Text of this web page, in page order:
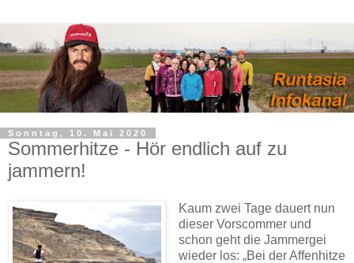
Sonntag, 10. Mai 2020
Sommerhitze - Hör endlich auf zu
jammern!
Kaum zwei Tage dauert nun
dieser Vorscommer und
schon geht die Jammergei
wieder los: „Bei der Affenhitze